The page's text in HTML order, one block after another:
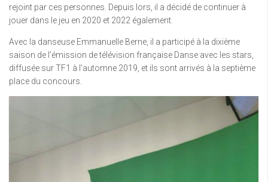
rejoint par ces personnes. Depuis lors, il a décidé de continuer à
jouer dans le jeu en 2020 et 2022 également.
Avec la danseuse Emmanuelle Berne, il a participé à la dixième
saison de l’émission de télévision française Danse avec les stars,
diffusée sur TF1 à l’automne 2019, et ils sont arrivés à la septième
place du concours.